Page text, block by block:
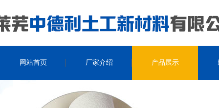
网站首页 厂家介绍 产品展示